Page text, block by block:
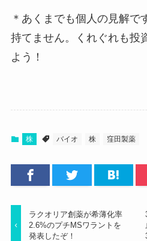
＊あくまでも個人の見解で
持てません。くれぐれも投
よう！
株 バイオ 株 窪田製薬
ラクオリア創薬が希薄化率
2.6%のプチMSワラントを
発表したぞ！